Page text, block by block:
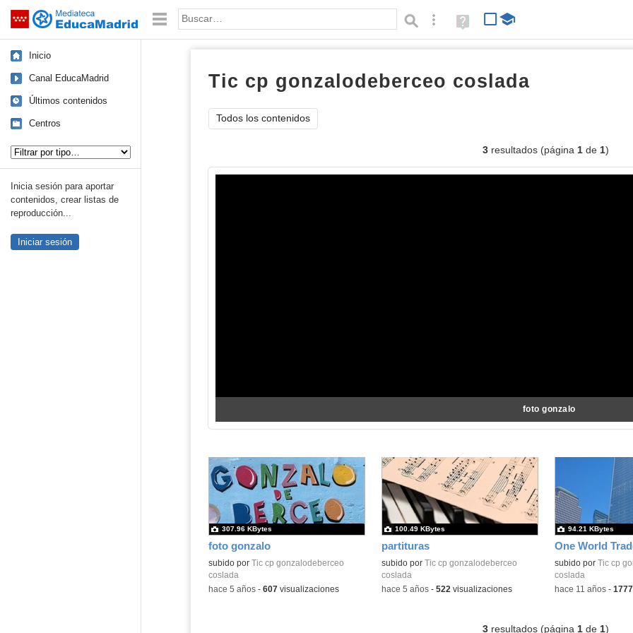
Saltar navegación Palabra o frase: Búsqueda avanzada
Ayuda
(en
Inicio
Canal EducaMadrid
Últimos contenidos
Centros
Inicia sesión para aportar
contenidos, crear listas de
reproducción...
Iniciar sesión
Tic cp gonzalodeberceo coslada
Todos los contenidos
3resultados (página 1de 1)
foto gonzalo
foto gonzalo
subido por Tic cp gonzalodeberceo
coslada
307.96 KBytes
-hace 5 años- 607visualizaciones
partituras
subido por Tic cp gonzalodeberceo
coslada
100.49 KBytes
-hace 5 años- 522 visualizaciones
One World
subido por Tic cp
coslada
94.21 KBytes
-hace 11 años- 1777
3resultados (página 1de 1)